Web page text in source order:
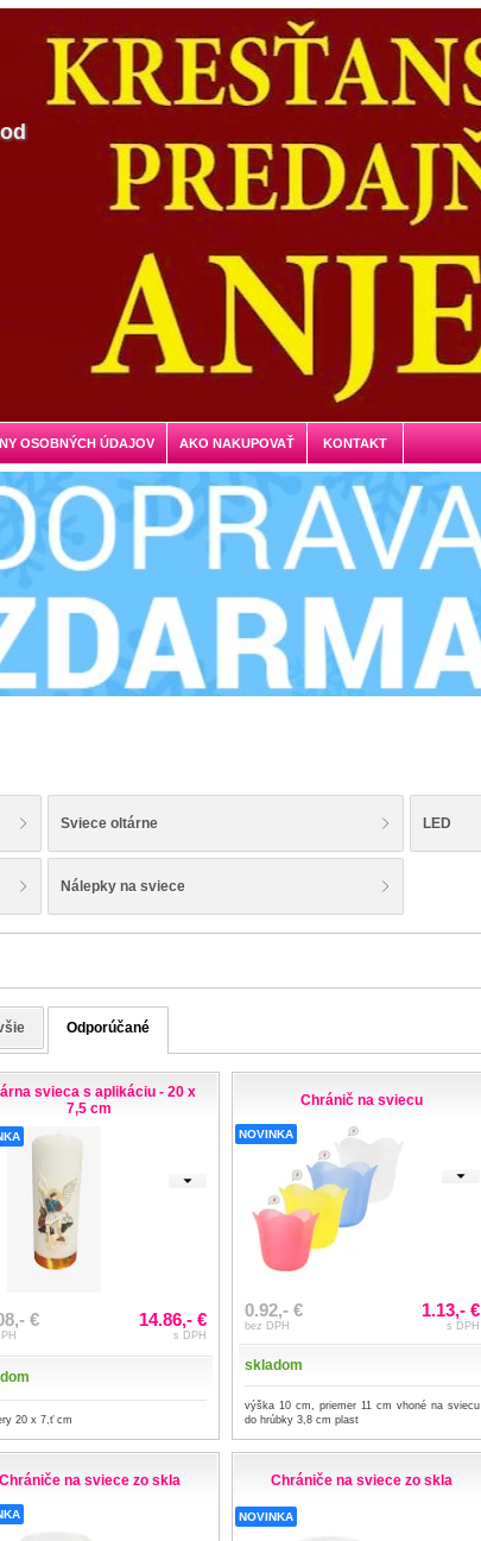
OSOBNÝCH ÚDAJOV AKO NAKUPOVAŤ KONTAKT
Sviece oltárne LED
Nálepky na sviece
Odporúčané
svieca s aplikáciu - 20 x
7,5 cm
€ 14.86,- €
s DPH
20 x 7,ť cm
Chránič na sviecu
NOVINKA
0.92,- €
bez DPH
1.13,- €
s DPH
skladom
výška 10 cm, priemer 11 cm vhoné na sviecu
do hrúbky 3,8 cm plast
Chrániče na sviece zo skla Chrániče na sviece zo skla
NOVINKA